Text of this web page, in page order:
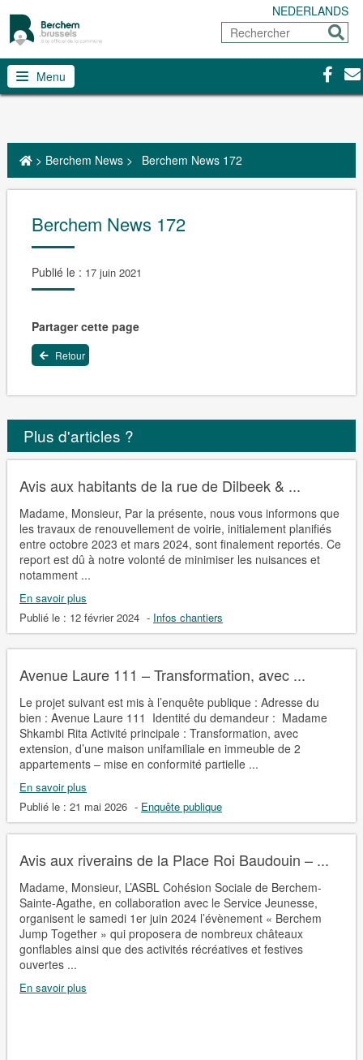
NEDERLANDS
Rechercher
Menu
> Berchem News> Berchem News 172
Berchem News 172
Publié le : 17 juin 2021
Partager cette page
Retour
Plus d'articles ?
Avis aux habitants de la rue de Dilbeek & ...
Madame, Monsieur, Par la présente, nous vous informons que
les travaux de renouvellement de voirie, initialement planifiés
entre octobre 2023 et mars 2024, sont finalement reportés. Ce
report est dû à notre volonté de minimiser les nuisances et
notamment ...
En savoir plus
Publié le : 12 février 2024 - Infos chantiers
Avenue Laure 111 – Transformation, avec ...
Le projet suivant est mis à l’enquête publique : Adresse du
bien : Avenue Laure 111 Identité du demandeur : Madame
Shkambi Rita Activité principale : Transformation, avec
extension, d’une maison unifamiliale en immeuble de 2
appartements – mise en conformité partielle ...
En savoir plus
Publié le : 21 mai 2026 - Enquête publique
Avis aux riverains de la Place Roi Baudouin – ...
Madame, Monsieur, L’ASBL Cohésion Sociale de Berchem-
Sainte-Agathe, en collaboration avec le Service Jeunesse,
organisent le samedi 1er juin 2024 l’évènement « Berchem
Jump Together » qui proposera de nombreux châteaux
gonflables ainsi que des activités récréatives et festives
ouvertes ...
En savoir plus